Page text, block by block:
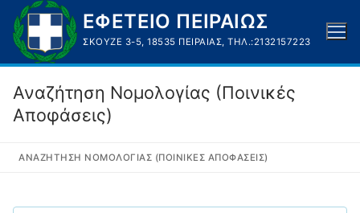
Μετάβαση
στο
περιεχόμενο
ΕΦΕΤΕΙΟ ΠΕΙΡΑΙΩΣ
ΣΚΟΥΖΈ 3-5, 18535 ΠΕΙΡΑΙΆΣ, ΤΗΛ.:2132157223
Αναζήτηση Νομολογίας (Ποινικές
Αποφάσεις)
ΑΝΑΖΉΤΗΣΗ ΝΟΜΟΛΟΓΊΑΣ (ΠΟΙΝΙΚΈΣ ΑΠΟΦΆΣΕΙΣ)